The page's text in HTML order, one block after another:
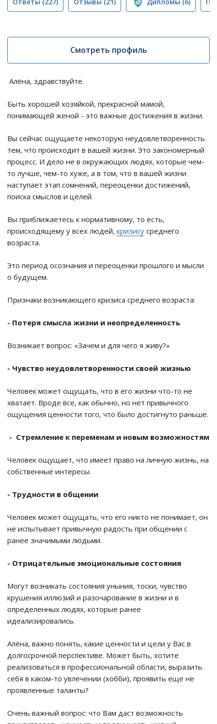
Ответы (227) Отзывы (21) Дипломы (6)
Смотреть профиль
Алёна, здравствуйте.
Быть хорошей хозяйкой, прекрасной мамой,
понимающей женой - это важные достижения в жизни.
Вы сейчас ощущаете некоторую неудовлетворенность
тем, что происходит в вашей жизни. Это закономерный
процесс. И дело не в окружающих людях, которые чем-
то лучше, чем-то хуже, а в том, что в вашей жизни
наступает этап сомнений, переоценки достижений,
поиска смыслов и целей.
Вы приближаетесь к нормативному, то есть,
происходящему у всех людей, кризису среднего
возраста.
Это период осознания и переоценки прошлого и мысли
о будущем.
Признаки возникающего кризиса среднего возраста:
- Потеря смысла жизни и неопределенность
Возникает вопрос: «Зачем и для чего я живу?»
- Чувство неудовлетворенности своей жизнью
Человек может ощущать, что в его жизни что-то не
хватает. Вроде все, как обычно, но нет привычного
ощущения ценности того, что было достигнуто раньше.
- Стремление к переменам и новым возможностям
Человек ощущает, что имеет право на личную жизнь, на
собственные интересы.
- Трудности в общении
Человек может ощущать, что его никто не понимает, он
не испытывает привычную радость при общении с
ранее значимыми людьми.
- Отрицательные эмоциональные состояния
Могут возникать состояния уныния, тоски, чувство
крушения иллюзий и разочарование в жизни и в
определенных людях, которые ранее
идеализировались.
Алёна, важно понять, какие ценности и цели у Вас в
долгосрочной перспективе. Может быть, хотите
реализоваться в профессиональной области, выразить
себя в каком-то увлечении (хобби), проявить еще не
проявленные таланты?
Очень важный вопрос: что Вам даст возможность